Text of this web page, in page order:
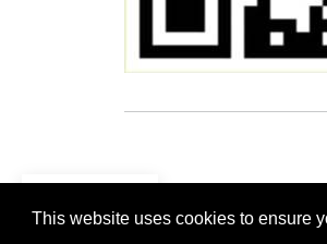
This website uses cookies to ensure